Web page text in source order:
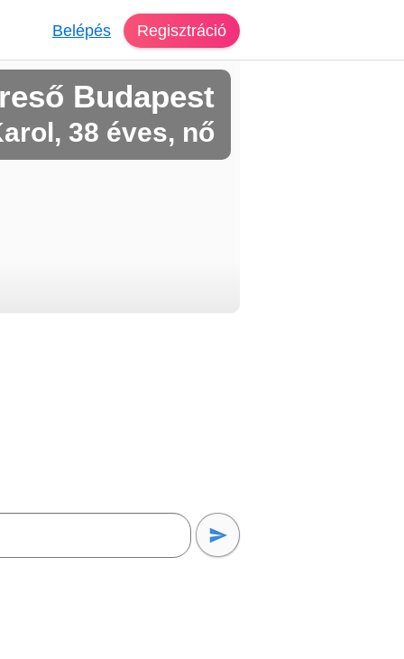
Belépés Regisztráció
Budapest
38 éves, nő